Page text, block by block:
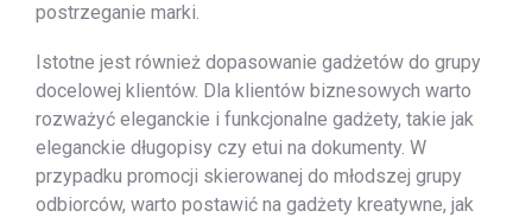
postrzeganie marki.
Istotne jest również dopasowanie gadżetów do grupy
docelowej klientów. Dla klientów biznesowych warto
rozważyć eleganckie i funkcjonalne gadżety, takie jak
eleganckie długopisy czy etui na dokumenty. W
przypadku promocji skierowanej do młodszej grupy
odbiorców, warto postawić na gadżety kreatywne, jak